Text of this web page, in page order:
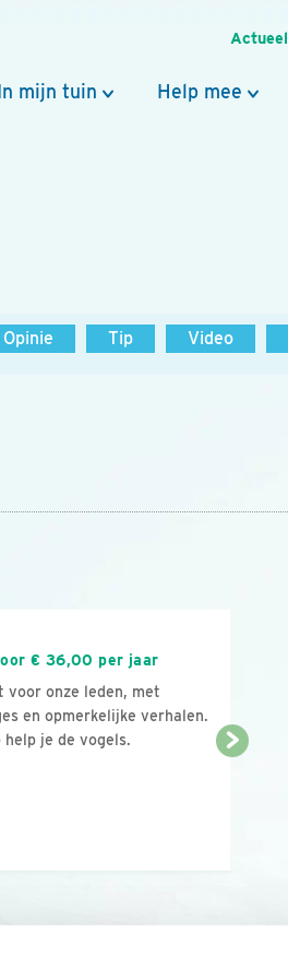
Actueel
mijn tuin Help mee
Opinie Tip Video
€ 36,00 per jaar
onze leden, met
en opmerkelijke verhalen.
je de vogels.